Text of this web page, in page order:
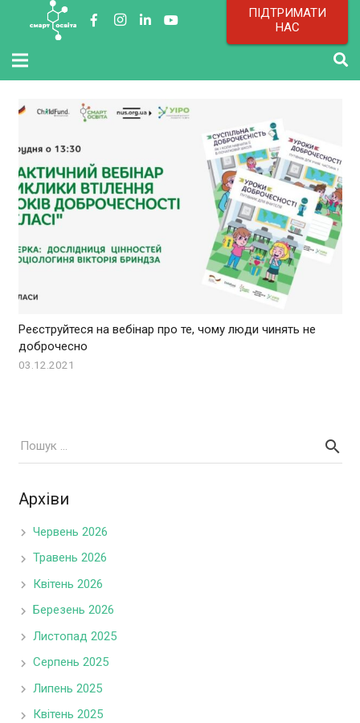
ПІДТРИМАТИ
НАС
Реєструйтеся на вебінар про те, чому люди чинять не
доброчесно
03.12.2021
Архіви
Червень 2026
Травень 2026
Квітень 2026
Березень 2026
Листопад 2025
Серпень 2025
Липень 2025
Квітень 2025